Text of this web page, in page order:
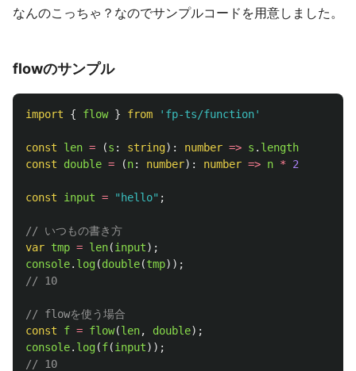
なんのこっちゃ？なのでサンプルコードを用意しました。
flowのサンプル
import { flow } from ' fp-ts/function'
const len = (s : string): number => s . length
const
double = (n: number): number => n * 2
const input = " hello" ;
// いつもの書き方
var tmp = len(input);
console. log(double(tmp));
// 10
// flowを使う場合
const
f = flow(len, double);
console. log(f(input));
// 10